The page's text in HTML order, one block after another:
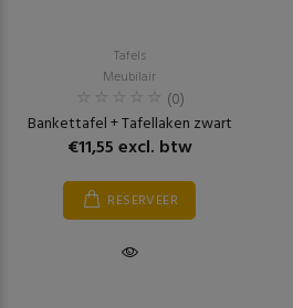
Tafels
Meubilair
(0)
Bankettafel + Tafellaken zwart
€11,55 excl. btw
RESERVEER